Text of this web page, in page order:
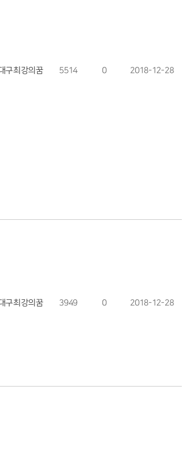
구최강의꿈 5514 0 2018-12-28
구최강의꿈 3949 0 2018-12-28